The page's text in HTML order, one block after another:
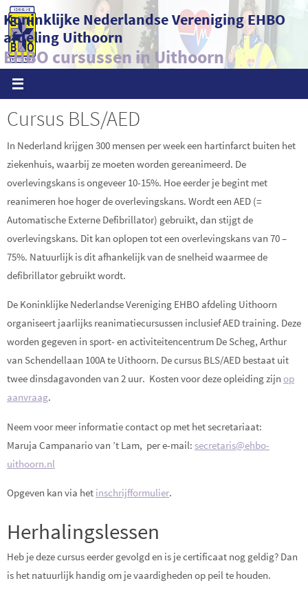
Ga
naar
de
inhoud
Koninklijke Nederlandse Vereniging EHBO
afdeling Uithoorn
EHBO cursussen in Uithoorn
Cursus BLS/AED
In Nederland krijgen 300 mensen per week een hartinfarct buiten het
ziekenhuis, waarbij ze moeten worden gereanimeerd. De
overlevingskans is ongeveer 10-15%. Hoe eerder je begint met
reanimeren hoe hoger de overlevingskans. Wordt een AED (=
Automatische Externe Defibrillator) gebruikt, dan stijgt de
overlevingskans. Dit kan oplopen tot een overlevingskans van 70 –
75%. Natuurlijk is dit afhankelijk van de snelheid waarmee de
defibrillator gebruikt wordt.
De Koninklijke Nederlandse Vereniging EHBO afdeling Uithoorn
organiseert jaarlijks reanimatiecursussen inclusief AED training. Deze
worden gegeven in sport- en activiteitencentrum De Scheg, Arthur
van Schendellaan 100A te Uithoorn. De cursus BLS/AED bestaat uit
twee dinsdagavonden van 2 uur. Kosten voor deze opleiding zijn op
aanvraag.
Neem voor meer informatie contact op met het secretariaat:
Maruja Campanario van ’t Lam, per e-mail: secretaris@ehbo-
uithoorn.nl
Opgeven kan via het inschrijfformulier.
Herhalingslessen
Heb je deze cursus eerder gevolgd en is je certificaat nog geldig? Dan
is het natuurlijk handig om je vaardigheden op peil te houden.